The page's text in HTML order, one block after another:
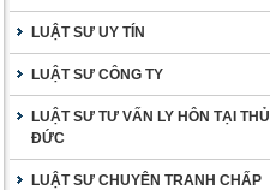
LUẬT SƯ UY TÍN
LUẬT SƯ CÔNG TY
LUẬT SƯ TƯ VẤN LY HÔN TẠI THỦ
ĐỨC
LUẬT SƯ CHUYÊN TRANH CHẤP